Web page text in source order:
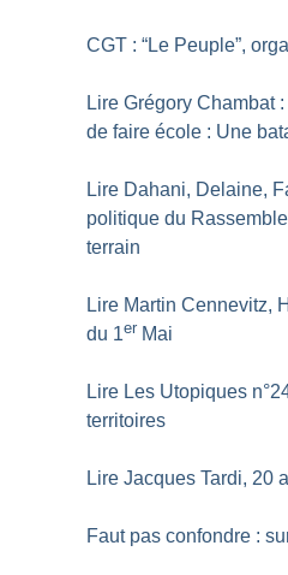
CGT : “Le Peuple”,
Lire Grégory Chambat
de faire école : Une
Lire Dahani, Delaine,
politique du
terrain
Lire Martin Cennevitz,
du 1er Mai
Lire Les Utopiques
territoires
Lire Jacques Tardi, 20
Faut pas confondre :